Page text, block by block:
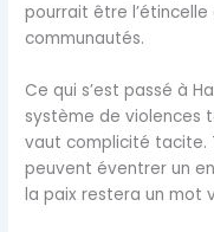
pourrait être
communautés.
Ce qui s’est passé à
système de violences
vaut complicité tacite.
peuvent éventrer un
la paix restera un